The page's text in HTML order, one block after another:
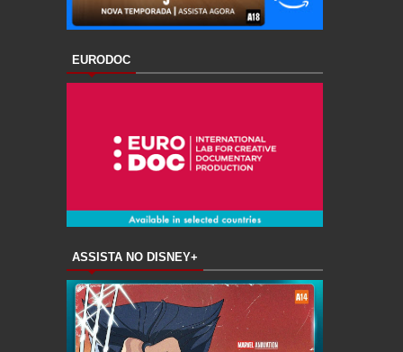
EURODOC
ASSISTA NO DISNEY+